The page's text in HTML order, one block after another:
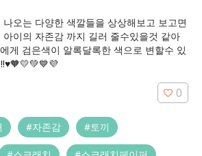
오는 다양한 색깔들을 상상해보고 보고면
이의 자존감 까지 길러 줄수있을것 같아
게 검은색이 알록달록한 색으로 변할수 있
0
#자존감 #토끼